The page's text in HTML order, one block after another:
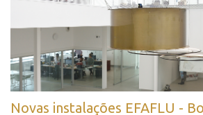
Novas instalações EFAFLU -